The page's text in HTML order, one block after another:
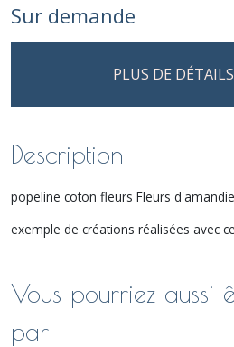
Sur demande
PLUS DE DÉTAILS
Description
popeline coton fleurs Fleurs
exemple de créations réalisées avec
Vous pourriez aussi
par